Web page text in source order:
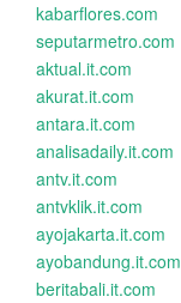
kabarflores.com
seputarmetro.com
aktual.it.com
akurat.it.com
antara.it.com
analisadaily.it.com
antv.it.com
antvklik.it.com
ayojakarta.it.com
ayobandung.it.com
beritabali.it.com